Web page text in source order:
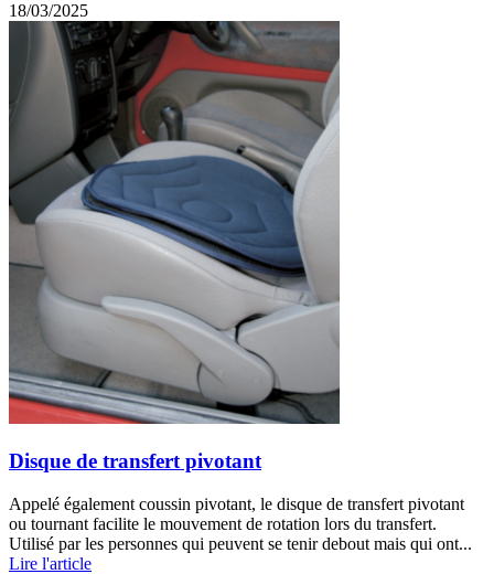
18/03/2025
Disque de transfert pivotant
Appelé également coussin pivotant, le disque de transfert pivotant
ou tournant facilite le mouvement de rotation lors du transfert.
Utilisé par les personnes qui peuvent se tenir debout mais qui ont...
Lire l'article